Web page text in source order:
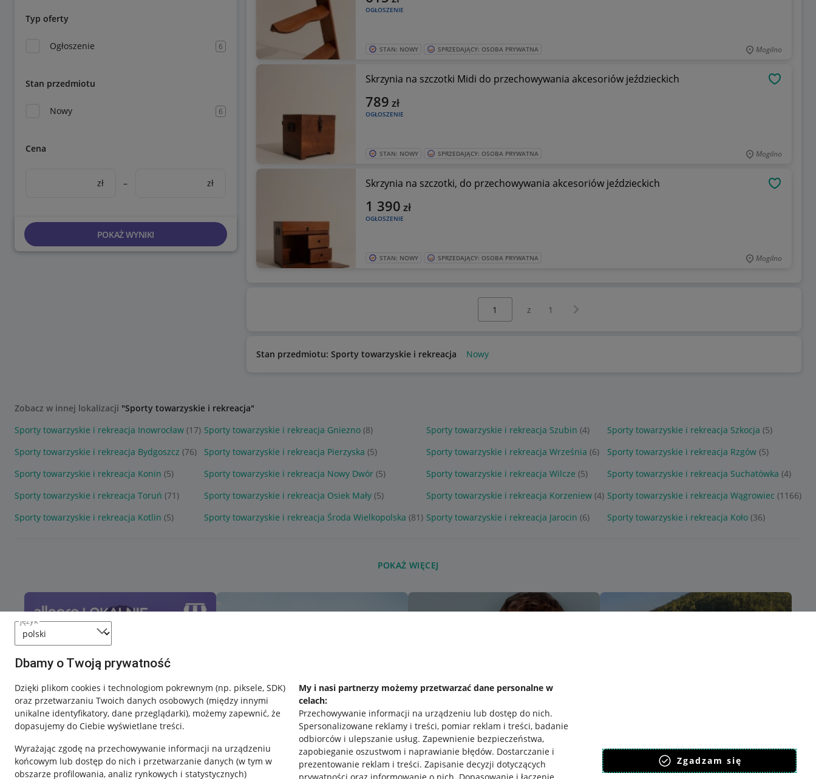
język
Dbamy o Twoją prywatność
Dzięki plikom cookies i technologiom pokrewnym (np. piksele, SDK)
oraz przetwarzaniu Twoich danych osobowych (między innymi
unikalne identyfikatory, dane przeglądarki), możemy zapewnić, że
dopasujemy do Ciebie wyświetlane treści.
Wyrażając zgodę na przechowywanie informacji na urządzeniu
końcowym lub dostęp do nich i przetwarzanie danych (w tym w
obszarze profilowania, analiz rynkowych i statystycznych)
My i nasi partnerzy możemy przetwarzać dane personalne w
celach:
Przechowywanie informacji na urządzeniu lub dostęp do nich.
Spersonalizowane reklamy i treści, pomiar reklam i treści, badanie
odbiorców i ulepszanie usług. Zapewnienie bezpieczeństwa,
zapobieganie oszustwom i naprawianie błędów. Dostarczanie i
prezentowanie reklam i treści. Zapisanie decyzji dotyczących
Zgadzam się
Typ oferty
Ogłoszenie 6
Stan przedmiotu
Nowy 6
Cena
zł – zł
POKAŻ WYNIKI
OGŁOSZENIE
STAN: NOWY SPRZEDAJĄCY: OSOBA PRYWATNA Mogilno
Skrzynia na szczotki Midi do przechowywania akcesoriów jeździeckich
OGŁOSZENIE
789 zł
STAN: NOWY SPRZEDAJĄCY: OSOBA PRYWATNA Mogilno
Skrzynia na szczotki, do przechowywania akcesoriów jeździeckich
OGŁOSZENIE
1 390 zł
STAN: NOWY SPRZEDAJĄCY: OSOBA PRYWATNA Mogilno
z 1 Następna strona
Stan przedmiotu: Sporty towarzyskie i rekreacja Nowy
Zobacz w innej lokalizacji "Sporty towarzyskie i rekreacja"
Sporty towarzyskie i rekreacja Inowrocław (17) Sporty towarzyskie i rekreacja Gniezno (8) Sporty towarzyskie i rekreacja Szubin (4) Sporty towarzyskie i rekreacja Szkocja (5)
Sporty towarzyskie i rekreacja Bydgoszcz (76) Sporty towarzyskie i rekreacja Pierzyska (5) Sporty towarzyskie i rekreacja Września (6) Sporty towarzyskie i rekreacja Rzgów (5)
Sporty towarzyskie i rekreacja Konin (5) Sporty towarzyskie i rekreacja Nowy Dwór (5) Sporty towarzyskie i rekreacja Wilcze (5) Sporty towarzyskie i rekreacja Suchatówka (4)
Sporty towarzyskie i rekreacja Toruń (71) Sporty towarzyskie i rekreacja Osiek Mały (5) Sporty towarzyskie i rekreacja Korzeniew (4) Sporty towarzyskie i rekreacja Wągrowiec (1166)
Sporty towarzyskie i rekreacja Kotlin (5) Sporty towarzyskie i rekreacja Środa Wielkopolska (81) Sporty towarzyskie i rekreacja Jarocin (6) Sporty towarzyskie i rekreacja Koło (36)
POKAŻ WIĘCEJ